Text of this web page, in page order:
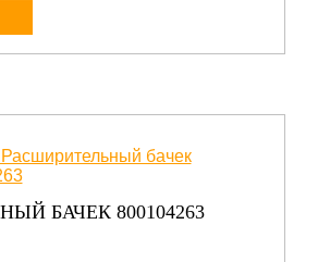
БАЧЕК 800104263